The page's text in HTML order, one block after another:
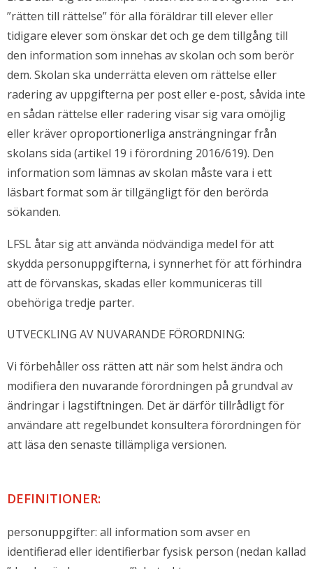
”rätten till rättelse” för alla föräldrar till elever eller
tidigare elever som önskar det och ge dem tillgång till
den information som innehas av skolan och som berör
dem. Skolan ska underrätta eleven om rättelse eller
radering av uppgifterna per post eller e-post, såvida inte
en sådan rättelse eller radering visar sig vara omöjlig
eller kräver oproportionerliga ansträngningar från
skolans sida (artikel 19 i förordning 2016/619). Den
information som lämnas av skolan måste vara i ett
läsbart format som är tillgängligt för den berörda
sökanden.
LFSL åtar sig att använda nödvändiga medel för att
skydda personuppgifterna, i synnerhet för att förhindra
att de förvanskas, skadas eller kommuniceras till
obehöriga tredje parter.
UTVECKLING AV NUVARANDE FÖRORDNING:
Vi förbehåller oss rätten att när som helst ändra och
modifiera den nuvarande förordningen på grundval av
ändringar i lagstiftningen. Det är därför tillrådligt för
användare att regelbundet konsultera förordningen för
att läsa den senaste tillämpliga versionen.
DEFINITIONER:
personuppgifter: all information som avser en
identifierad eller identifierbar fysisk person (nedan kallad